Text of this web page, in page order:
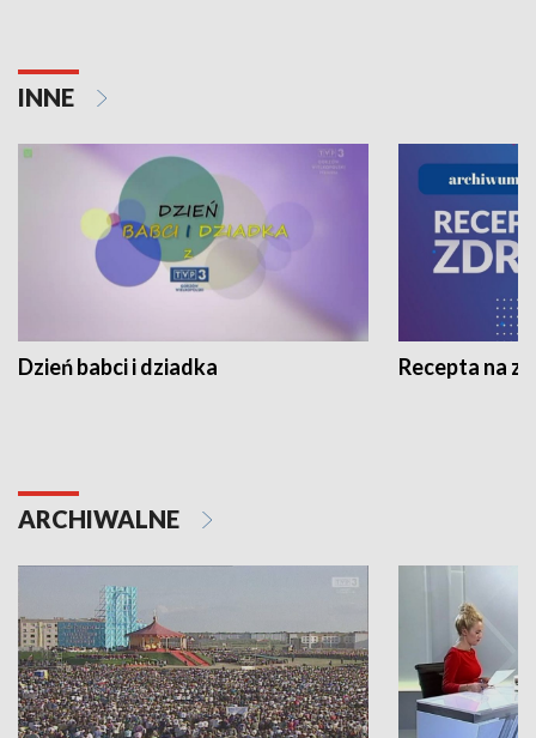
INNE
Dzień babci i dziadka Recepta na
ARCHIWALNE